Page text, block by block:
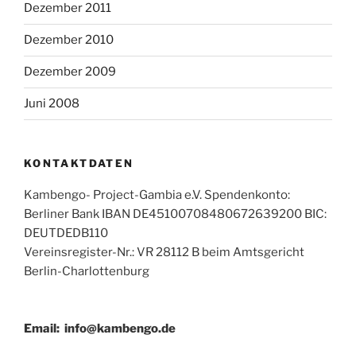
Dezember 2011
Dezember 2010
Dezember 2009
Juni 2008
KONTAKTDATEN
Kambengo- Project-Gambia e.V. Spendenkonto:
Berliner Bank IBAN DE45100708480672639200 BIC:
DEUTDEDB110
Vereinsregister-Nr.: VR 28112 B beim Amtsgericht
Berlin-Charlottenburg
Email: info@kambengo.de